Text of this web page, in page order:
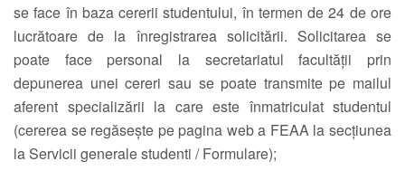
se face în baza cererii studentului, în termen de 24 de ore
lucrătoare de la înregistrarea solicitării. Solicitarea se
poate face personal la secretariatul facultății prin
depunerea unei cereri sau se poate transmite pe mailul
aferent specializării la care este înmatriculat studentul
(cererea se regăsește pe pagina web a FEAA la secțiunea
la Servicii generale studenti / Formulare);